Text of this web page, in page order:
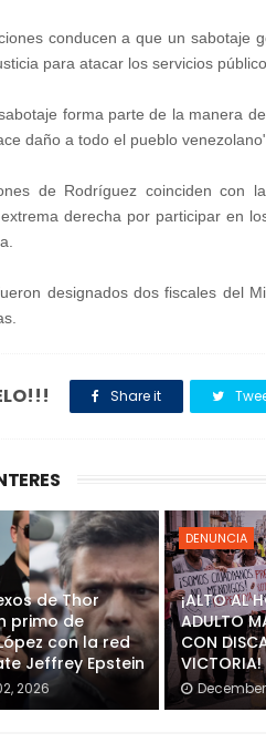
conducen a que un sabotaje
para atacar los servicios
forma parte de la manera
daño a todo el pueblo
de Rodríguez coinciden con
derecha por participar en
designados dos fiscales del
Share it
de Thor
primo de
con la red
Jeffrey Epstein
2026
DENUNCIA
¡ALTO AL
ADULTO
CON
VICTORIA!
December